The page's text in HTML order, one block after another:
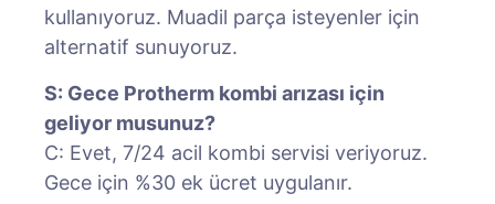
kullanıyoruz. Muadil parça isteyenler için
alternatif sunuyoruz.
S: Gece Protherm kombi arızası için
geliyor musunuz?
C: Evet, 7/24 acil kombi servisi veriyoruz.
Gece için %30 ek ücret uygulanır.